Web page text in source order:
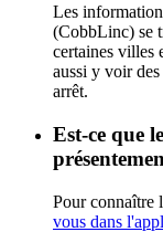
Les
(CobbLinc) se
certaines villes
aussi y voir
arrêt.
Est-ce que
Pour connaître
vous dans